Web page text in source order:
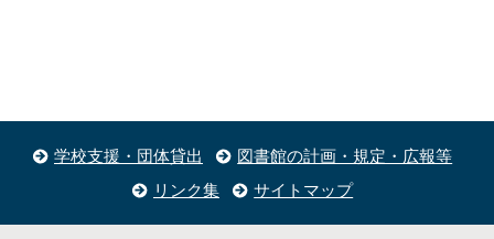
学校支援・団体貸出
図書館の計画・規定・広報等
リンク集
サイトマップ